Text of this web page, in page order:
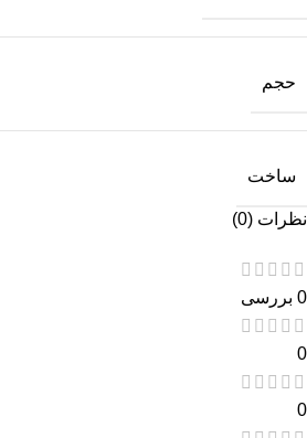
حجم
ساخت
نظرات (0)
0 بررسی
0
0